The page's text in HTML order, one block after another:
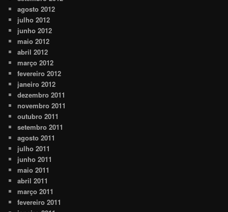
agosto 2012
julho 2012
junho 2012
maio 2012
abril 2012
março 2012
fevereiro 2012
janeiro 2012
dezembro 2011
novembro 2011
outubro 2011
setembro 2011
agosto 2011
julho 2011
junho 2011
maio 2011
abril 2011
março 2011
fevereiro 2011